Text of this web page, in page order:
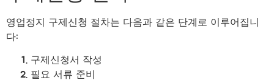
영업정지 구제신청 절차는 다음과 같은 단계로 이루어집니
다:
구제신청서 작성
필요 서류 준비